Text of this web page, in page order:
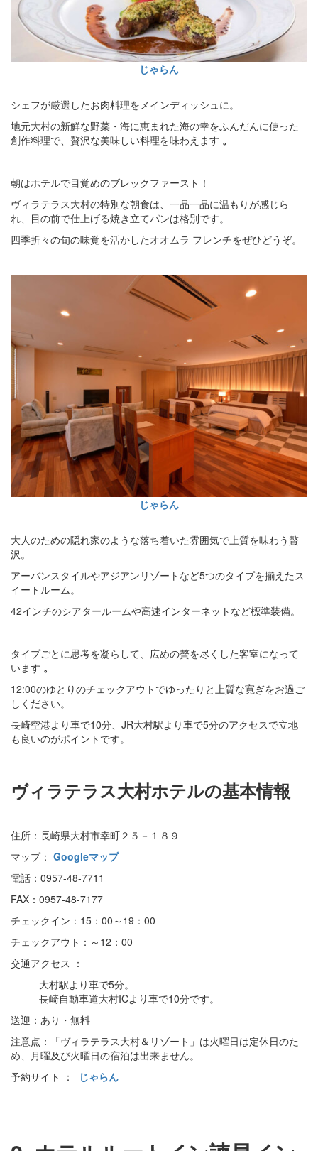
じゃらん
シェフが厳選したお肉料理をメインディッシュに。
地元大村の新鮮な野菜・海に恵まれた海の幸をふんだんに使った
創作料理で、贅沢な美味しい料理を味わえます 。
朝はホテルで目覚めのブレックファースト！
ヴィラテラス大村の特別な朝食は、一品一品に温もりが感じら
れ、目の前で仕上げる焼き立てパンは格別です。
四季折々の旬の味覚を活かしたオオムラ フレンチをぜひどうぞ。
じゃらん
大人のための隠れ家のような落ち着いた雰囲気で上質を味わう贅
沢。
アーバンスタイルやアジアンリゾートなど5つのタイプを揃えたス
イートルーム。
42インチのシアタールームや高速インターネットなど標準装備。
タイプごとに思考を凝らして、広めの贅を尽くした客室になって
います 。
12:00のゆとりのチェックアウトでゆったりと上質な寛ぎをお過ご
しください。
長崎空港より車で10分、JR大村駅より車で5分のアクセスで立地
も良いのがポイントです。
ヴィラテラス大村ホテルの基本情報
住所：長崎県大村市幸町２５－１８９
マップ： Googleマップ
電話：0957-48-7711
FAX：0957-48-7177
チェックイン：15：00～19：00
チェックアウト：～12：00
交通アクセス ：
大村駅より車で5分。
長崎自動車道大村ICより車で10分です。
送迎：あり・無料
注意点：「ヴィラテラス大村＆リゾート」は火曜日は定休日のた
め、月曜及び火曜日の宿泊は出来ません。
予約サイト ：
じゃらん